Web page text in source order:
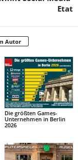
Etat
Autor
Die größten Games-
Unternehmen in Berlin
2026